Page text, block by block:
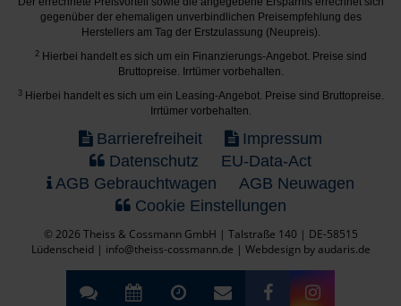
gegenüber der ehemaligen unverbindlichen Preisempfehlung des
Herstellers am Tag der Erstzulassung (Neupreis).
2 Hierbei handelt es sich um ein Finanzierungs-Angebot. Preise sind
Bruttopreise. Irrtümer vorbehalten.
3 Hierbei handelt es sich um ein Leasing-Angebot. Preise sind Bruttopreise.
Irrtümer vorbehalten.
Barrierefreiheit
Impressum
Datenschutz
EU-Data-Act
AGB Gebrauchtwagen
AGB Neuwagen
Cookie Einstellungen
© 2026 Theiss & Cossmann GmbH | Talstraße 140 | DE-58515
Lüdenscheid | info@theiss-cossmann.de | Webdesign by audaris.de